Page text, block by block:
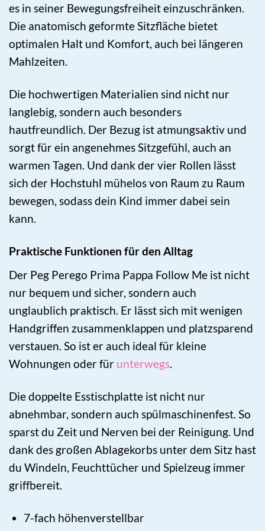
es in seiner Bewegungsfreiheit einzuschränken.
Die anatomisch geformte Sitzfläche bietet
optimalen Halt und Komfort, auch bei längeren
Mahlzeiten.
Die hochwertigen Materialien sind nicht nur
langlebig, sondern auch besonders
hautfreundlich. Der Bezug ist atmungsaktiv und
sorgt für ein angenehmes Sitzgefühl, auch an
warmen Tagen. Und dank der vier Rollen lässt
sich der Hochstuhl mühelos von Raum zu Raum
bewegen, sodass dein Kind immer dabei sein
kann.
Praktische Funktionen für den Alltag
Der Peg Perego Prima Pappa Follow Me ist nicht
nur bequem und sicher, sondern auch
unglaublich praktisch. Er lässt sich mit wenigen
Handgriffen zusammenklappen und platzsparend
verstauen. So ist er auch ideal für kleine
Wohnungen oder für unterwegs.
Die doppelte Esstischplatte ist nicht nur
abnehmbar, sondern auch spülmaschinenfest. So
sparst du Zeit und Nerven bei der Reinigung. Und
dank des großen Ablagekorbs unter dem Sitz hast
du Windeln, Feuchttücher und Spielzeug immer
griffbereit.
7-fach höhenverstellbar